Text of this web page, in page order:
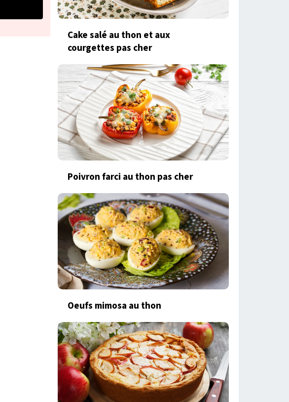
Cake salé au thon et aux
courgettes pas cher
Poivron farci au thon pas cher
Oeufs mimosa au thon